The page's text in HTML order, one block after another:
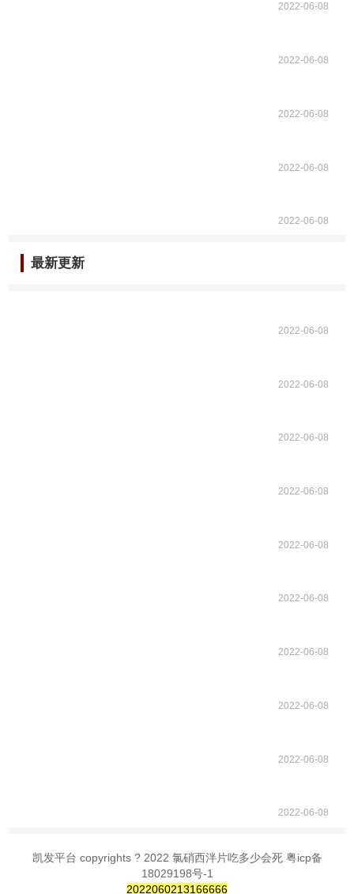
2022-06-08
2022-06-08
2022-06-08
2022-06-08
2022-06-08
最新更新
2022-06-08
2022-06-08
2022-06-08
2022-06-08
2022-06-08
2022-06-08
2022-06-08
2022-06-08
2022-06-08
2022-06-08
凯发平台 copyrights ? 2022 氯硝西泮片吃多少会死 粤icp备
18029198号-1
2022060213166666